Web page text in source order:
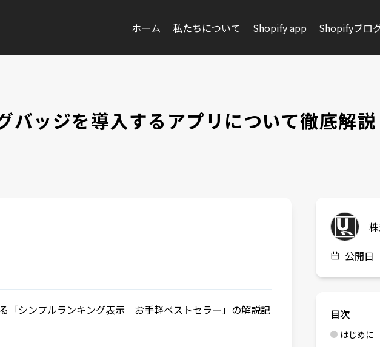
ホーム 私たちについて Shopify app Shopifyブロ
ッジを導入するアプリについて徹底解
「シンプルランキング表示｜お手軽ベストセラー」の解説記
公開日
目次
はじめに